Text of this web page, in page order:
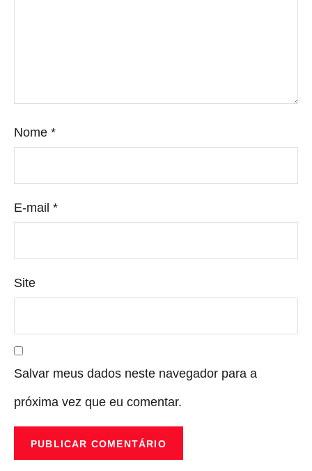
Nome *
E-mail *
Site
Salvar meus dados neste navegador para a
próxima vez que eu comentar.